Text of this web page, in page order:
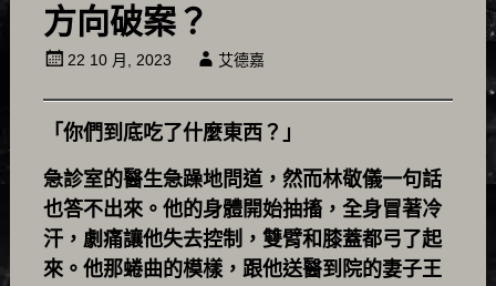
方向破案？
22 10 月, 2023 艾德嘉
「你們到底吃了什麼東西？」
急診室的醫生急躁地問道，然而林敬儀一句話
也答不出來。他的身體開始抽搐，全身冒著冷
汗，劇痛讓他失去控制，雙臂和膝蓋都弓了起
來。他那蜷曲的模樣，跟他送醫到院的妻子王